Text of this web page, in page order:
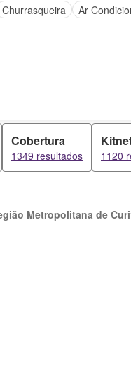
Churrasqueira Ar
Cobertura
1349 resultados 1120
Metropolitana de